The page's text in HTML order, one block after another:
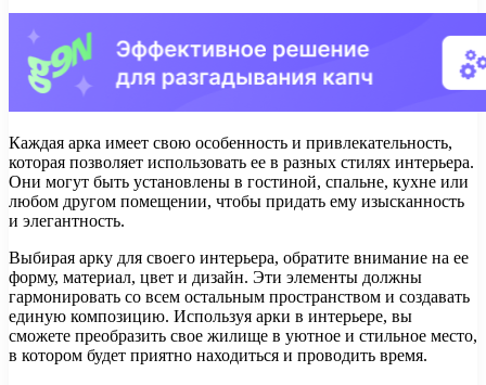
Каждая арка имеет свою особенность и привлекательность,
которая позволяет использовать ее в разных стилях интерьера.
Они могут быть установлены в гостиной, спальне, кухне или
любом другом помещении, чтобы придать ему изысканность
и элегантность.
Выбирая арку для своего интерьера, обратите внимание на ее
форму, материал, цвет и дизайн. Эти элементы должны
гармонировать со всем остальным пространством и создавать
единую композицию. Используя арки в интерьере, вы
сможете преобразить свое жилище в уютное и стильное место,
в котором будет приятно находиться и проводить время.